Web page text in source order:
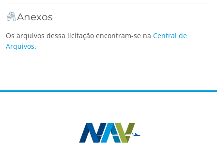
Anexos
Os arquivos dessa licitação encontram-se na Central de
Arquivos.